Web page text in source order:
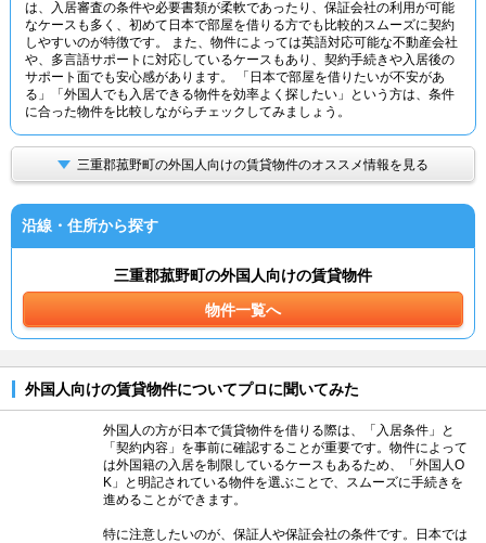
は、入居審査の条件や必要書類が柔軟であったり、保証会社の利用が可能
なケースも多く、初めて日本で部屋を借りる方でも比較的スムーズに契約
しやすいのが特徴です。 また、物件によっては英語対応可能な不動産会社
や、多言語サポートに対応しているケースもあり、契約手続きや入居後の
サポート面でも安心感があります。 「日本で部屋を借りたいが不安があ
る」「外国人でも入居できる物件を効率よく探したい」という方は、条件
に合った物件を比較しながらチェックしてみましょう。
三重郡菰野町の外国人向けの賃貸物件のオススメ情報を見る
沿線・住所から探す
三重郡菰野町の外国人向けの賃貸物件
物件一覧へ
外国人向けの賃貸物件についてプロに聞いてみた
外国人の方が日本で賃貸物件を借りる際は、「入居条件」と
「契約内容」を事前に確認することが重要です。物件によって
は外国籍の入居を制限しているケースもあるため、「外国人O
K」と明記されている物件を選ぶことで、スムーズに手続きを
進めることができます。
特に注意したいのが、保証人や保証会社の条件です。日本では